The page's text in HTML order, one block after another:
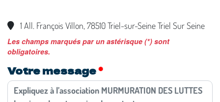
1 All. François Villon, 78510 Triel-sur-Seine Triel Sur Seine
Les champs marqués par un astérisque (*) sont
obligatoires.
Votre message